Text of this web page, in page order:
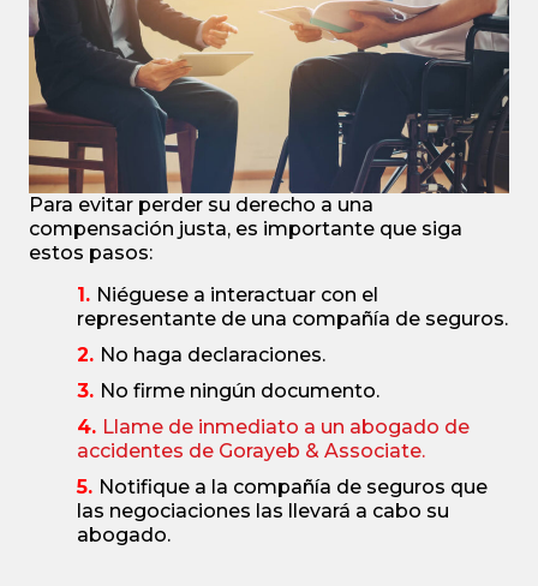
Para evitar perder su derecho a una
compensación justa, es importante que siga
estos pasos:
Niéguese a interactuar con el
representante de una compañía de seguros.
No haga declaraciones.
No firme ningún documento.
Llame de inmediato a un abogado de
accidentes de Gorayeb & Associate.
Notifique a la compañía de seguros que
las negociaciones las llevará a cabo su
abogado.